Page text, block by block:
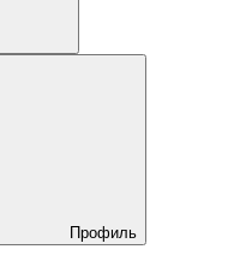
Профиль